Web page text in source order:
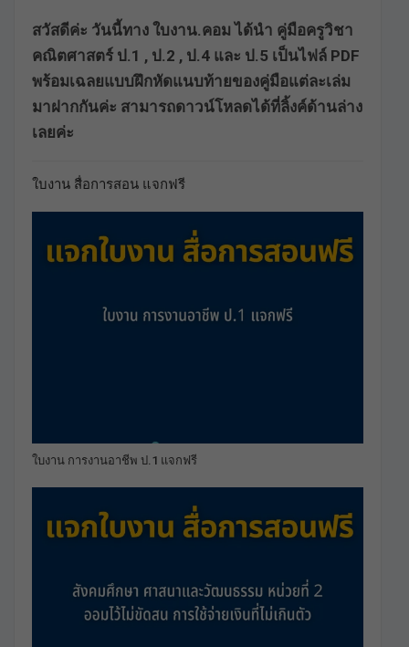
สวัสดีค่ะ วันนี้ทาง ใบงาน.คอม ได้นำ คู่มือครูวิชา
คณิตศาสตร์ ป.1 , ป.2 , ป.4 และ ป.5 เป็นไฟล์ PDF
พร้อมเฉลยแบบฝึกหัดแนบท้ายของคู่มือแต่ละเล่ม
มาฝากกันค่ะ สามารถดาวน์โหลดได้ที่ลิ้งค์ด้านล่าง
เลยค่ะ
ใบงาน สื่อการสอน แจกฟรี
ใบงาน การงานอาชีพ ป.1 แจกฟรี